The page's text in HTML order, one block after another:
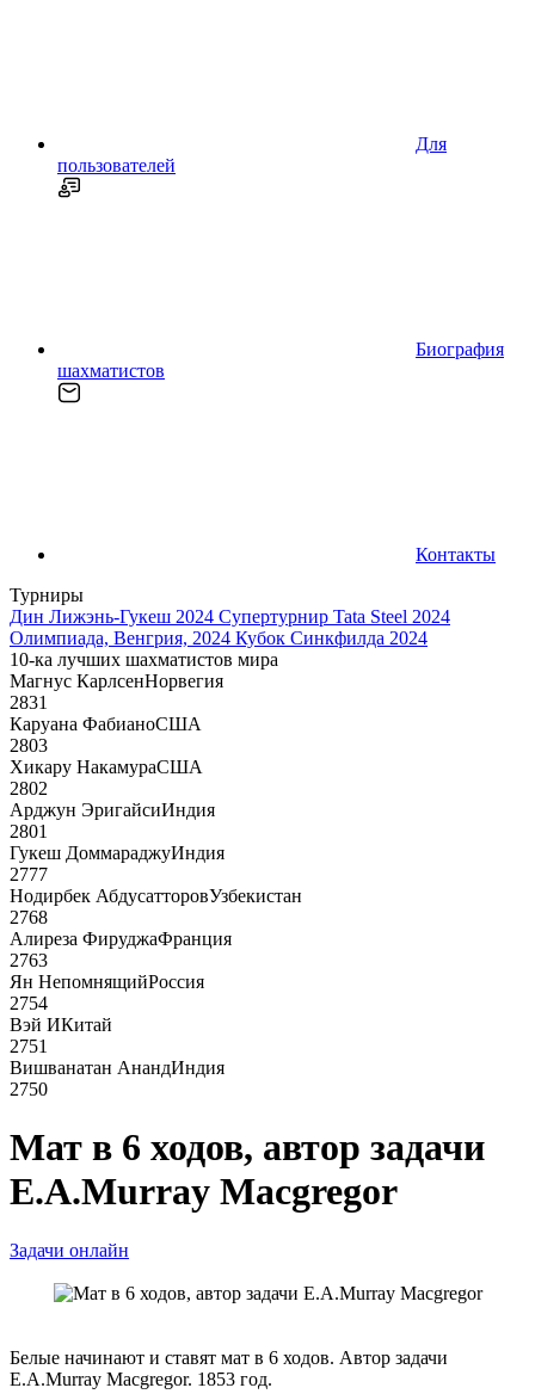
Для
пользователей
Биография
шахматистов
Контакты
Турниры
Дин Лижэнь-Гукеш 2024 Супертурнир Tata Steel 2024
Олимпиада, Венгрия, 2024 Кубок Синкфилда 2024
10-ка лучших шахматистов мира
Магнус КарлсенНорвегия
2831
Каруана ФабианоСША
2803
Хикару НакамураСША
2802
Арджун ЭригайсиИндия
2801
Гукеш ДоммараджуИндия
2777
Нодирбек АбдусатторовУзбекистан
2768
Алиреза ФируджаФранция
2763
Ян НепомнящийРоссия
2754
Вэй ИКитай
2751
Вишванатан АнандИндия
2750
Мат в 6 ходов, автор задачи
E.A.Murray Macgregor
Задачи онлайн
Белые начинают и ставят мат в 6 ходов. Автор задачи
E.A.Murray Macgregor. 1853 год.